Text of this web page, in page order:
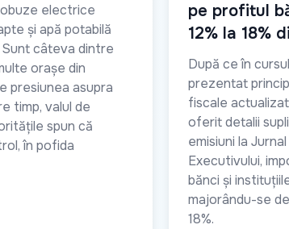
electrice
și apă potabilă
câteva dintre
orașe din
presiunea asupra
timp, valul de
spun că
în pofida
pe profitul
12% la 18%
După ce în
prezentat
fiscale
oferit detalii
emisiuni la
Executivului,
bănci și
majorându-se
18%.